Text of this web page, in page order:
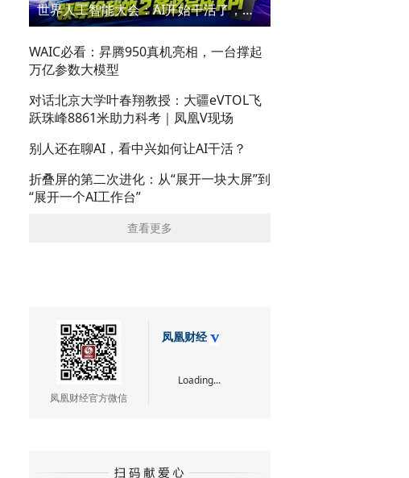
世界人工智能大会：AI开始干活了，但到底干的怎么样？萌新闯WAIC
WAIC必看：昇腾950真机亮相，一台撑起
万亿参数大模型
对话北京大学叶春翔教授：大疆eVTOL飞
跃珠峰8861米助力科考｜凤凰V现场
别人还在聊AI，看中兴如何让AI干活？
折叠屏的第二次进化：从“展开一块大屏”到
“展开一个AI工作台”
查看更多
凤凰财经官方微信
凤凰财经
Loading...